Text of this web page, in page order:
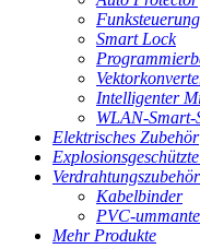
Funksteuerung
Smart Lock
Intelligenter
WLAN-Smart-
Elektrisches Zubehör
Verdrahtungszubehör
Kabelbinder
PVC-
Mehr Produkte